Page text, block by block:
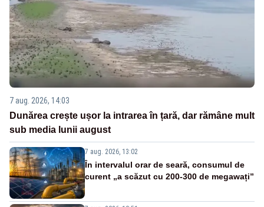
7 aug. 2026, 14:03
Dunărea crește ușor la intrarea în țară, dar rămâne mult
sub media lunii august
7 aug. 2026, 13:02
În intervalul orar de seară, consumul de
curent „a scăzut cu 200-300 de megawați”